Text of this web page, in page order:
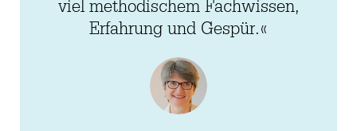
viel metho­dischem Fach­wissen,
Erfahrung und Gespür.«